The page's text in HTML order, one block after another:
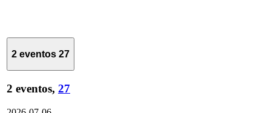
2 eventos 27
2 eventos, 27